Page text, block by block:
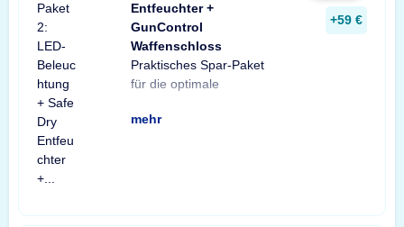
Entfeuchter +
GunControl
Waffenschloss
Praktisches Spar-Paket
für die optimale
Ausstattung Ihres
Waffenschranks. Das
Spar-Paket besteht aus
einer X-Light LED-
Tresorbeleuchtung mit
Bewegungssensor, einem
Safe Dry Entfeuchter für
Schränke und Tresore
sowie einem GunControl
Waffenschloss. Profitieren
Sie von dem
unschlagbaren
mehr
+59 €